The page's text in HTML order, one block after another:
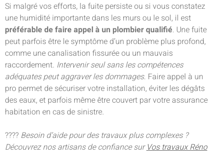
Si malgré vos efforts, la fuite persiste ou si vous constatez
une humidité importante dans les murs ou le sol, il est
préférable de faire appel à un plombier qualifié. Une fuite
peut parfois être le symptôme d’un problème plus profond,
comme une canalisation fissurée ou un mauvais
raccordement. Intervenir seul sans les compétences
adéquates peut aggraver les dommages. Faire appel à un
pro permet de sécuriser votre installation, éviter les dégâts
des eaux, et parfois même être couvert par votre assurance
habitation en cas de sinistre.
???? Besoin d’aide pour des travaux plus complexes ?
Découvrez nos artisans de confiance surVos travaux Réno